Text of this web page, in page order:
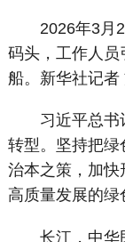
2026年3月24
码头，工作人
船。新华社记者
习近平总书记
转型。坚持把
治本之策，加
高质量发展的绿
长江，中华民